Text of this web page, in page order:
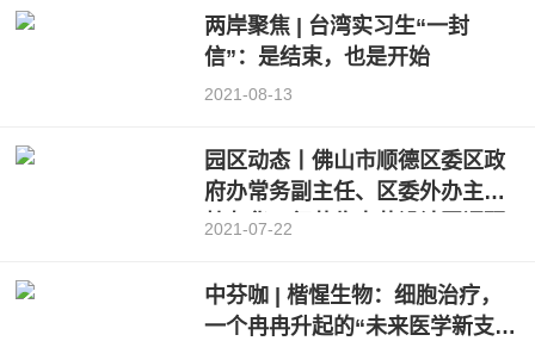
两岸聚焦 | 台湾实习生“一封
信”：是结束，也是开始
2021-08-13
园区动态丨佛山市顺德区委区政
府办常务副主任、区委外办主任
杜友华一行莅临中芬设计园调研
2021-07-22
中芬咖 | 楷惺生物：细胞治疗，
一个冉冉升起的“未来医学新支